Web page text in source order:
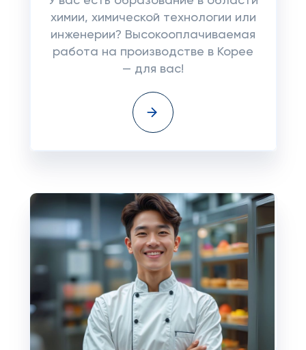
химии, химической технологии или
инженерии? Высокооплачиваемая
работа на производстве в Корее
— для вас!